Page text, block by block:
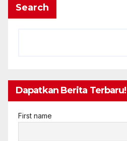
Search
Dapatkan Berita Terbaru!
First name